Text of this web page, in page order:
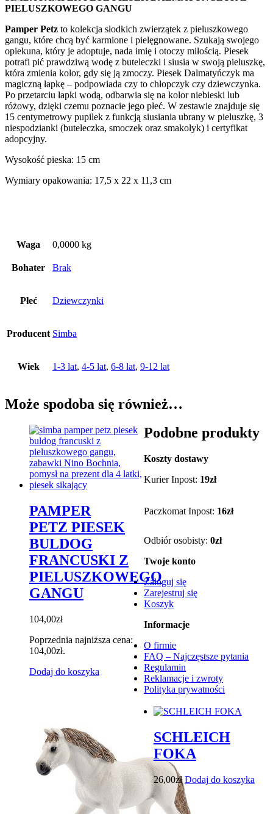
PIELUSZKOWEGO GANGU
Pamper Petz to kolekcja słodkich zwierzątek z pieluszkowego
gangu, które chcą być karmione i pielęgnowane. Szukają swojego
opiekuna, który je adoptuje, nada imię i otoczy miłością. Piesek
potrafi pić prawdziwą wodę z buteleczki i siusia w swoją pieluszkę,
która zmienia kolor, gdy się ją zmoczy. Piesek Dalmatyńczyk ma
magiczną łapkę – podpowiada czy to chłopczyk czy dziewczynka.
Po przetarciu łapki wodą, odbarwia się na kolor niebieski lub
różowy, dzięki czemu poznacie jego płeć. W zestawie znajduje się
15 centymetrowy pupilek z funkcją siusiania ubrany w pieluszkę, 3
niespodzianki (buteleczka, smoczek oraz smakołyk) i certyfikat
adopcyjny.
Wysokość pieska: 15 cm
Wymiary opakowania: 17,5 x 22 x 11,3 cm
Waga 0,0000 kg
Bohater Brak
Płeć Dziewczynki
Producent Simba
Wiek 1-3 lat, 4-5 lat, 6-8 lat, 9-12 lat
Może spodoba się również…
PAMPER
PETZ PIESEK
BULDOG
FRANCUSKI Z
PIELUSZKOWEGO
GANGU
104,00zł
Poprzednia najniższa cena:
104,00zł.
Dodaj do koszyka
Podobne produkty
SCHLEICH
FOKA
26,00zł Dodaj do koszyka
Koszty dostawy
Kurier Inpost: 19zł
Paczkomat Inpost: 16zł
Odbiór osobisty:0zł
Twoje konto
Zaloguj się
Zarejestruj się
Koszyk
Informacje
O firmie
FAQ – Najczęstsze pytania
Regulamin
Reklamacje i zwroty
Polityka prywatności
©